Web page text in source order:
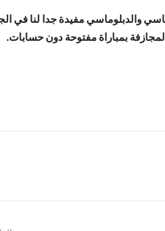
والدبلوماسي مفيدة جدا لنا في
بمباراة مفتوحة دون حسابات.